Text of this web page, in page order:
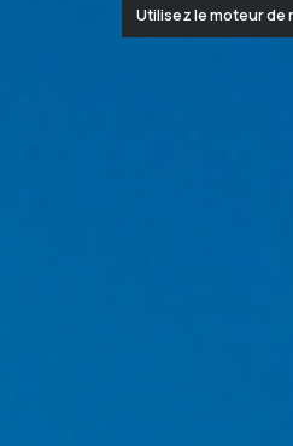
Utilisez le moteur de